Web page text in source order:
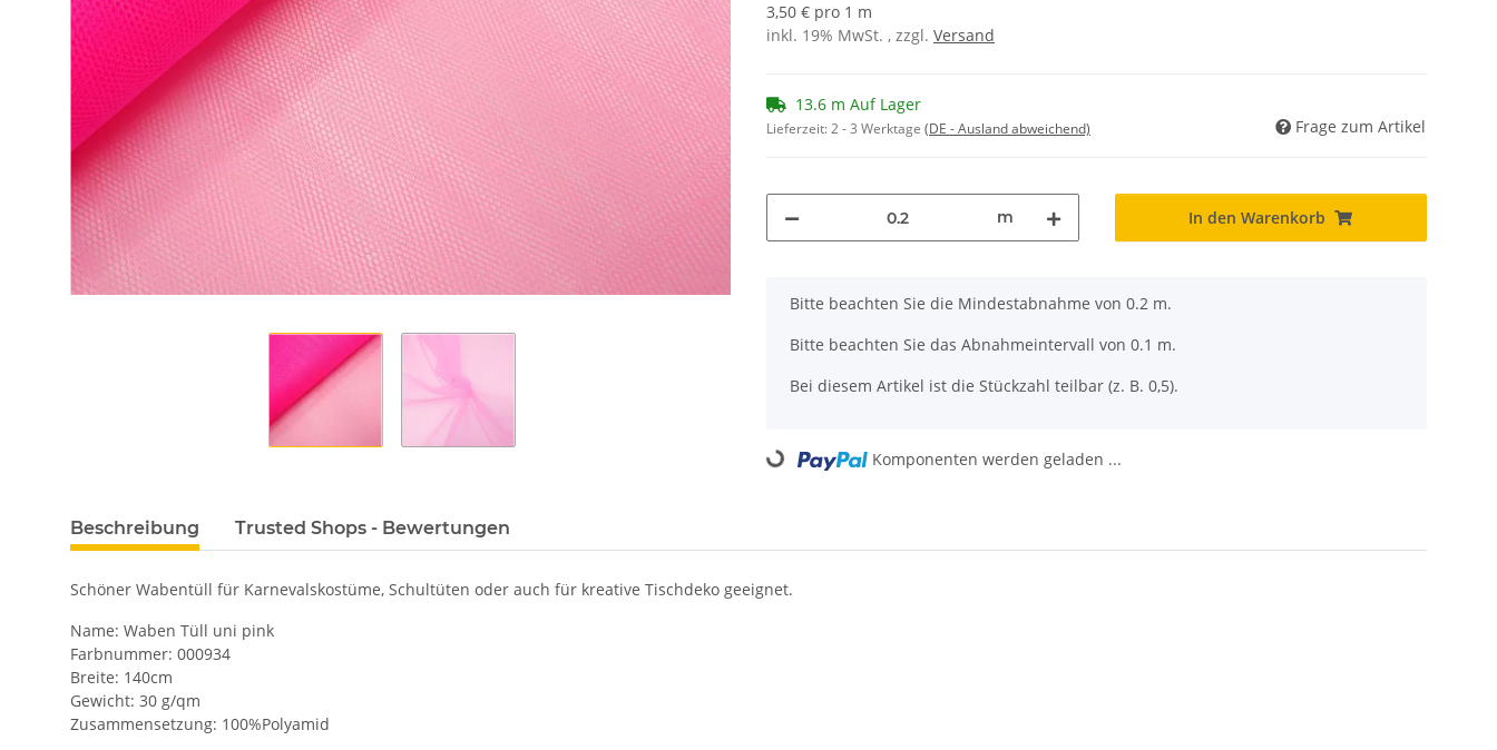
3,50 € pro 1 m
inkl. 19% MwSt. , zzgl. Versand
13.6 m Auf Lager
Lieferzeit:2 - 3 Werktage (DE - Ausland abweichend) Frage zum Artikel
m In den Warenkorb
x
Bitte beachten Sie die Mindestabnahme von 0.2 m.
Bitte beachten Sie das Abnahmeintervall von 0.1 m.
Bei diesem Artikel ist die Stückzahl teilbar (z. B. 0,5).
Loading... Komponenten werden geladen ...
Beschreibung Trusted Shops - Bewertungen
Schöner Wabentüll für Karnevalskostüme, Schultüten oder auch für kreative Tischdeko geeignet.
Name: Waben Tüll uni pink
Farbnummer: 000934
Breite: 140cm
Gewicht: 30 g/qm
Zusammensetzung: 100%Polyamid